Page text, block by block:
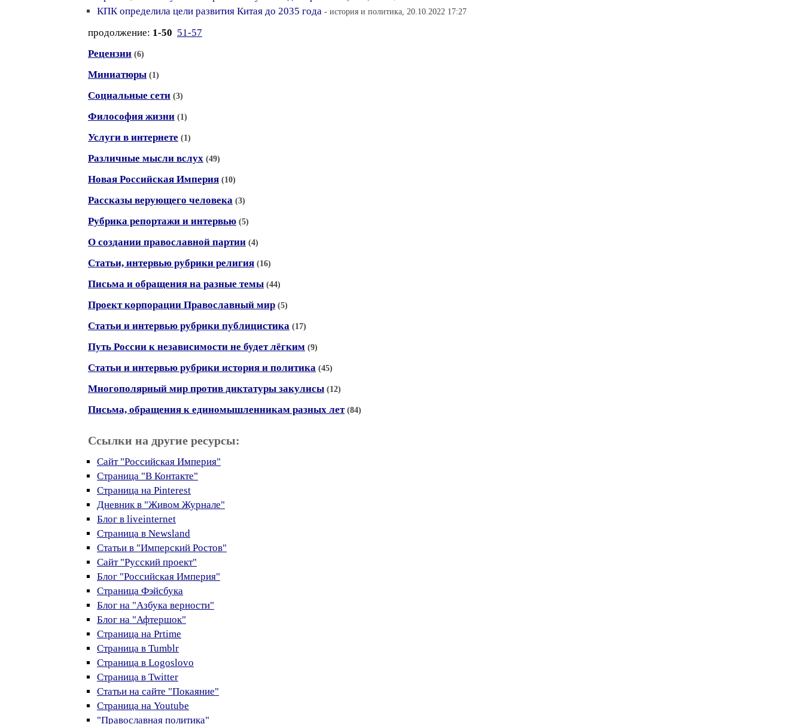
КПК определила цели развития Китая до 2035 года - история и политика, 20.10.2022 17:27
продолжение: 1-50 51-57
Рецензии (6)
Миниатюры (1)
Социальные сети (3)
Философия жизни (1)
Услуги в интернете (1)
Различные мысли вслух (49)
Новая Российская Империя (10)
Рассказы верующего человека (3)
Рубрика репортажи и интервью (5)
О создании православной партии (4)
Статьи, интервью рубрики религия (16)
Письма и обращения на разные темы (44)
Проект корпорации Православный мир (5)
Статьи и интервью рубрики публицистика (17)
Путь России к независимости не будет лёгким (9)
Статьи и интервью рубрики история и политика (45)
Многополярный мир против диктатуры закулисы (12)
Письма, обращения к единомышленникам разных лет (84)
Ссылки на другие ресурсы:
Сайт "Российская Империя"
Страница "В Контакте"
Страница на Pinterest
Дневник в "Живом Журнале"
Блог в liveinternet
Страница в Newsland
Статьи в "Имперский Ростов"
Сайт "Русский проект"
Блог "Российская Империя"
Страница Фэйсбука
Блог на "Азбука верности"
Блог на "Афтершок"
Страница на Prtime
Страница в Tumblr
Страница в Logoslovo
Страница в Twitter
Статьи на сайте "Покаяние"
Страница на Youtube
"Православная политика"